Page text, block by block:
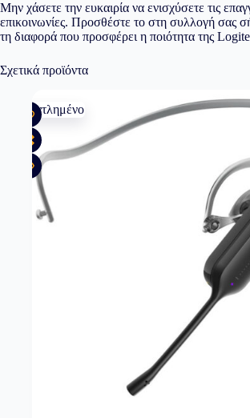
Μην χάσετε την ευκαιρία να ενισχύσετε τις
επικοινωνίες. Προσθέστε το στη συλλογή σας
τη διαφορά που προσφέρει η ποιότητα της
Σχετικά προϊόντα
Εξαντλημένο